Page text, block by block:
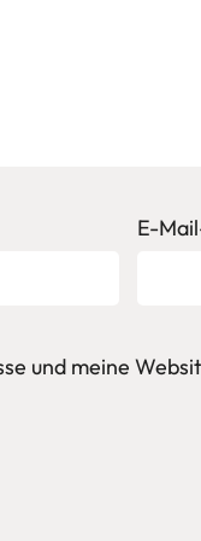
E-
und meine